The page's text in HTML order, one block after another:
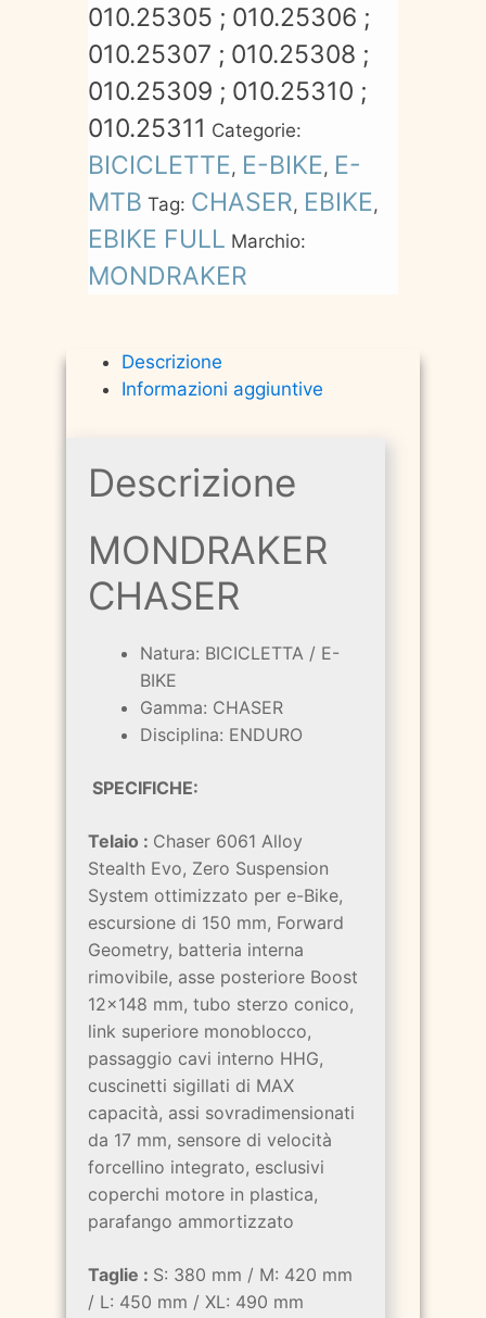
010.25305 ; 010.25306 ;
010.25307 ; 010.25308 ;
010.25309 ; 010.25310 ;
010.25311 Categorie:
BICICLETTE, E-BIKE, E-
MTB Tag: CHASER, EBIKE,
EBIKE FULL Marchio:
MONDRAKER
Descrizione
Informazioni aggiuntive
Descrizione
MONDRAKER
CHASER
Natura: BICICLETTA / E-
BIKE
Gamma: CHASER
Disciplina: ENDURO
SPECIFICHE:
Telaio : Chaser 6061 Alloy
Stealth Evo, Zero Suspension
System ottimizzato per e-Bike,
escursione di 150 mm, Forward
Geometry, batteria interna
rimovibile, asse posteriore Boost
12x148 mm, tubo sterzo conico,
link superiore monoblocco,
passaggio cavi interno HHG,
cuscinetti sigillati di MAX
capacità, assi sovradimensionati
da 17 mm, sensore di velocità
forcellino integrato, esclusivi
coperchi motore in plastica,
parafango ammortizzato
Taglie : S: 380 mm / M: 420 mm
/ L: 450 mm / XL: 490 mm